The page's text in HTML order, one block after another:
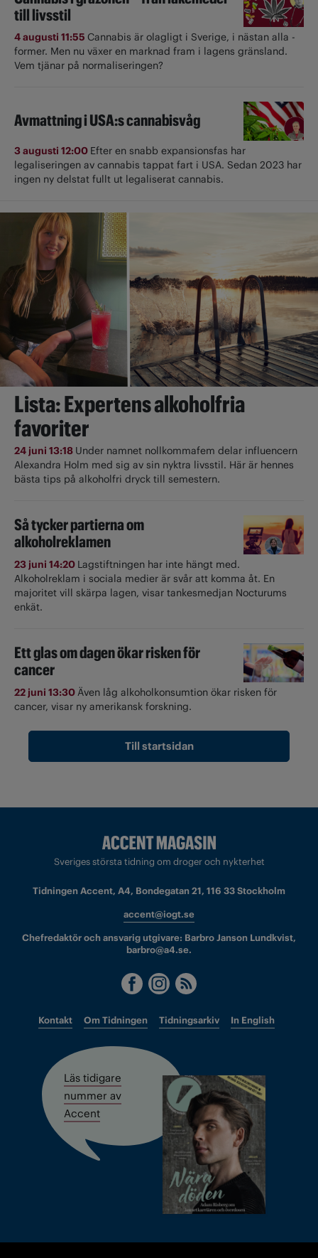
till livsstil
4 augusti 11:55 Cannabis är olagligt i ­Sverige, i nästan alla ­
former. Men nu växer en marknad fram i lagens gränsland.
Vem tjänar på normaliseringen?
Avmattning i USA:s cannabisvåg
3 augusti 12:00 Efter en snabb expansionsfas har
legaliseringen av cannabis tappat fart i USA. Sedan 2023 har
ingen ny delstat fullt ut ­legaliserat cannabis.
Lista: Expertens alkoholfria
favoriter
24 juni 13:18 Under namnet nollkommafem delar influencern
Alexandra Holm med sig av sin nyktra livsstil. Här är hennes
bästa tips på alkoholfri dryck till semestern.
Så tycker partierna om
alkoholreklamen
23 juni 14:20 Lagstiftningen har inte hängt med.
Alkoholreklam i sociala medier är svår att komma åt. En
majoritet vill skärpa lagen, visar tankesmedjan Nocturums
enkät.
Ett glas om dagen ökar risken för
cancer
22 juni 13:30Även låg alkoholkonsumtion ökar risken för
cancer, visar ny amerikansk forskning.
Till startsidan
Sveriges största tidning om droger och nykterhet
Tidningen Accent, A4, Bondegatan 21, 116 33 Stockholm
accent@iogt.se
Chefredaktör och ansvarig utgivare: Barbro Janson Lundkvist,
barbro@a4.se.
Kontakt Om Tidningen Tidningsarkiv In English
Läs tidigare
nummer av
Accent